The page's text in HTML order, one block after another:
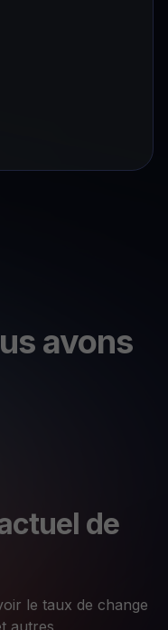
avons
de
le taux de change